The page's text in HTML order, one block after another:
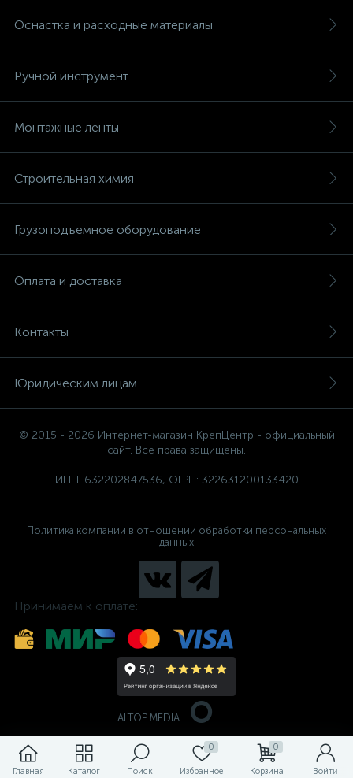
Главная Каталог Поиск
0
Избранное
0
Корзина Войти
Оснастка и расходные материалы
Ручной инструмент
Монтажные ленты
Строительная химия
Грузоподъемное оборудование
Оплата и доставка
Контакты
Юридическим лицам
© 2015 - 2026 Интернет-магазин КрепЦентр - официальный
сайт. Все права защищены.
ИНН: 632202847536, ОГРН: 322631200133420
Политика компании в отношении обработки персональных
данных
Принимаем к оплате:
ALTOP MEDIA